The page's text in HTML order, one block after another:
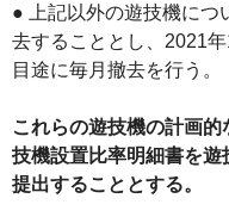
● 上記以外の遊技機につ
去することとし、2021
目途に毎月撤去を行う。
これらの遊技機の計画
技機設置比率明細書を
提出することとする。